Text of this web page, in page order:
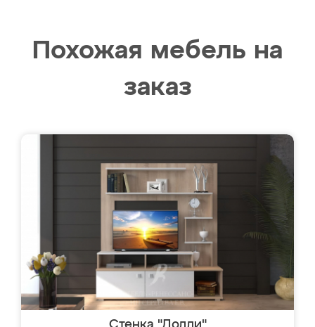
Похожая мебель на
заказ